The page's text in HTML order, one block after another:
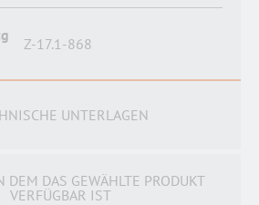
Z-17.1-868
UNTERLAGEN
DEM DAS GEWÄHLTE PRODUKT
VERFÜGBAR IST